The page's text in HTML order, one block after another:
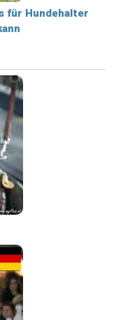
für Hundehalter